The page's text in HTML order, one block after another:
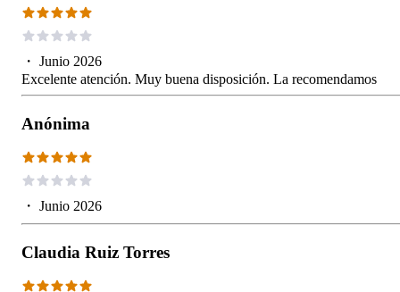
・ Junio 2026
Excelente atención. Muy buena disposición. La recomendamos
Anónima
・ Junio 2026
Claudia Ruiz Torres